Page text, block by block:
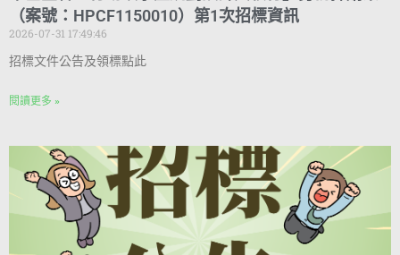
（案號：HPCF1150010）第1次招標資訊
2026-07-31 17:49:46
招標文件公告及領標點此
閱讀更多 »